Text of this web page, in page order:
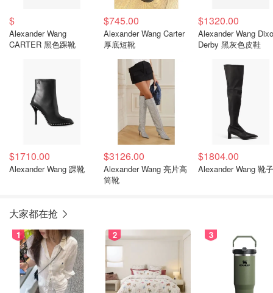
$
Alexander Wang
CARTER 黑色踝靴
$745.00
Alexander Wang Carter
厚底短靴
$1320.00
Alexander Wang
Derby 黑灰色皮鞋
$1710.00
Alexander Wang 踝靴
$3126.00
Alexander Wang 亮片高
筒靴
$1804.00
Alexander Wang 靴子
大家都在抢
1 2 3